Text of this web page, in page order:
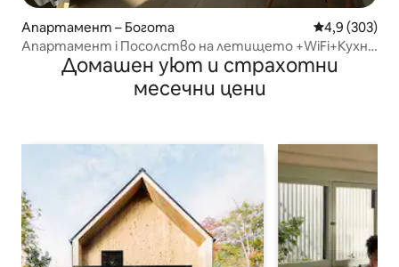
Апартамент – Богота Средна
4,9 (303)
Апартамент i Посолство на летището +WiFi+Кухня
@БоготаДомашен уют и страхотни
месечни цени